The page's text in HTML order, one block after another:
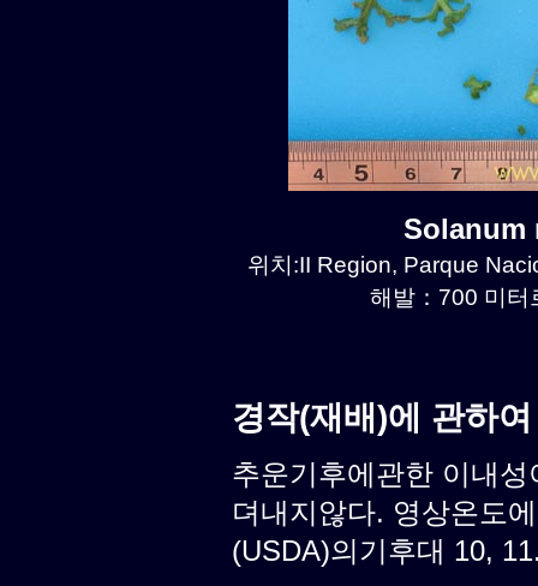
Solanum
위치:II Region, Parque
해발：700 미터
경작(재배)에 관하
추운기후에관한 이내
뎌내지않다. 영상온도
(USDA)의기후대 10,